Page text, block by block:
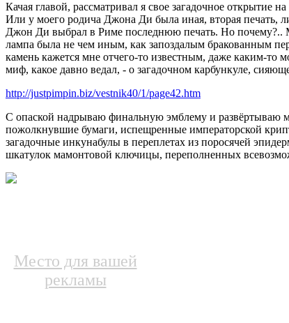
Качая главой, рассматривал я свое загадочное открытие
Или у моего родича Джона Ди была иная, вторая печать,
Джон Ди выбрал в Риме последнюю печать. Но почему?..
лампа была не чем иным, как запоздалым бракованным
камень кажется мне отчего-то известным, даже каким-то
миф, какое давно ведал, - о загадочном карбункуле,
http://justpimpin.biz/vestnik40/1/page42.htm
С опаской надрываю финальную эмблему и развёртываю
пожолкнувшие бумаги, испещренные императорской
загадочные инкунабулы в переплетах из поросячей
шкатулок мамонтовой ключицы, переполненных
Место для вашей
рекламы